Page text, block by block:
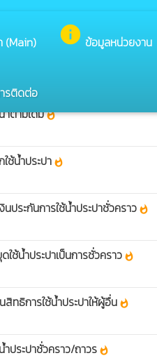
(Main) info ข้อมูลหน่วยงาน
รติดต่อ
ำตามเดิมwhatshot
ช้น้ำประปา whatshot
ประกันการใช้น้ำประปาชั่วคราว whatshot
ช้น้ำประปาเป็นการชั่วคราว whatshot
ทธิการใช้น้ำประปาให้ผู้อื่น whatshot
ประปาชั่วคราว/ถาวร whatshot